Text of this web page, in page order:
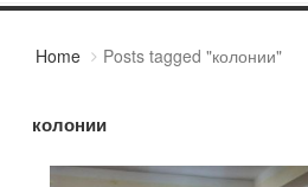
Home Posts tagged "колонии"
колонии